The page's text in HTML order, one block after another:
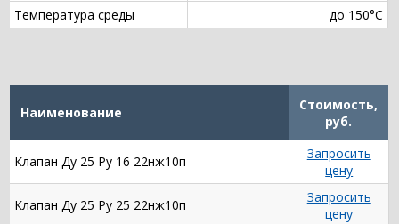
Температура среды
до 150°С
Наименование
Стоимость,
руб.
Клапан Ду 25 Ру 16 22нж10п
Запросить
цену
Клапан Ду 25 Ру 25 22нж10п
Запросить
цену